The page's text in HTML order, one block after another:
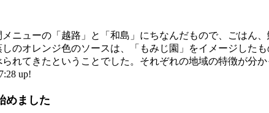
ニューの「越路」と「和島」にちなんだもので、ごはん
のオレンジ色のソースは、「もみじ園」をイメージした
れてきたということでした。それぞれの地域の特徴が分か
up!
めました